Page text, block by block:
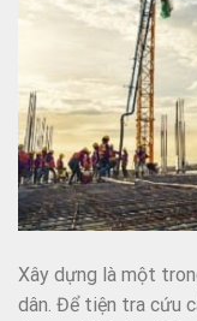
Xây dựng là một
dân. Để tiện tra cứu